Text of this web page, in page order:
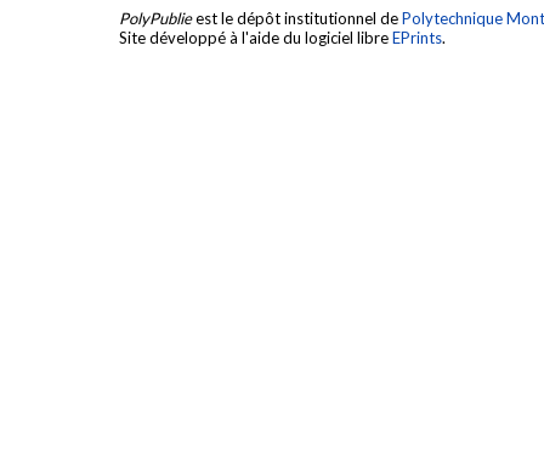
PolyPublieest le dépôt institutionnel dePolytechnique
Site développé à l'aide du logiciel libreEPrints.